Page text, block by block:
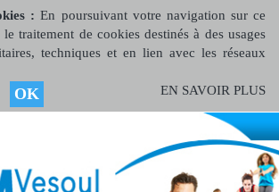
:En poursuivant votre navigation sur ce
traitement de cookies destinés à des usages
techniques et en lien avec les réseaux
OK EN SAVOIR PLUS